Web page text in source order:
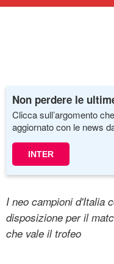
Non perdere le
Clicca sull’argomento
aggiornato con le news
INTER
I neo campioni d'Italia
disposizione per il
che vale il trofeo